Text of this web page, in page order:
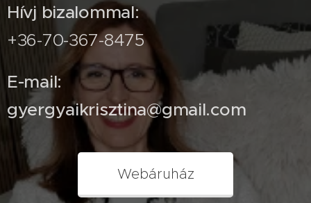
Hívj bizalommal:
+36-70-367-8475
E-mail:
gyergyaikrisztina@gmail.com
Webáruház